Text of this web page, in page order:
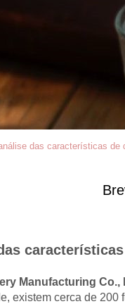
das características de
Manufacturing Co.,
existem cerca de 200